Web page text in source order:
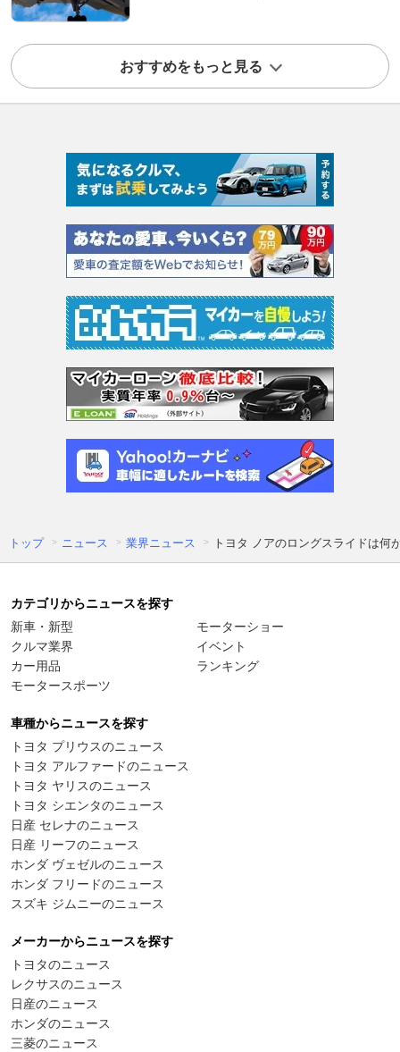
おすすめをもっと見る
トップ ニュース 業界ニュース トヨタ ノアのロングスライドは何
カテゴリからニュースを探す
新車・新型
クルマ業界
カー用品
モータースポーツ
モーターショー
イベント
ランキング
車種からニュースを探す
トヨタ プリウスのニュース
トヨタ アルファードのニュース
トヨタ ヤリスのニュース
トヨタ シエンタのニュース
日産 セレナのニュース
日産 リーフのニュース
ホンダ ヴェゼルのニュース
ホンダ フリードのニュース
スズキ ジムニーのニュース
メーカーからニュースを探す
トヨタのニュース
レクサスのニュース
日産のニュース
ホンダのニュース
三菱のニュース